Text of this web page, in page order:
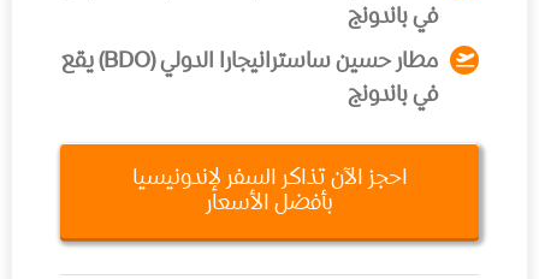
في باندونج
مطار حسين ساسترانيجارا الدولي (BDO)
يقع
في باندونج
احجز الآن تذاكر السفر لإندونيسيا
بأفضل الأسعار